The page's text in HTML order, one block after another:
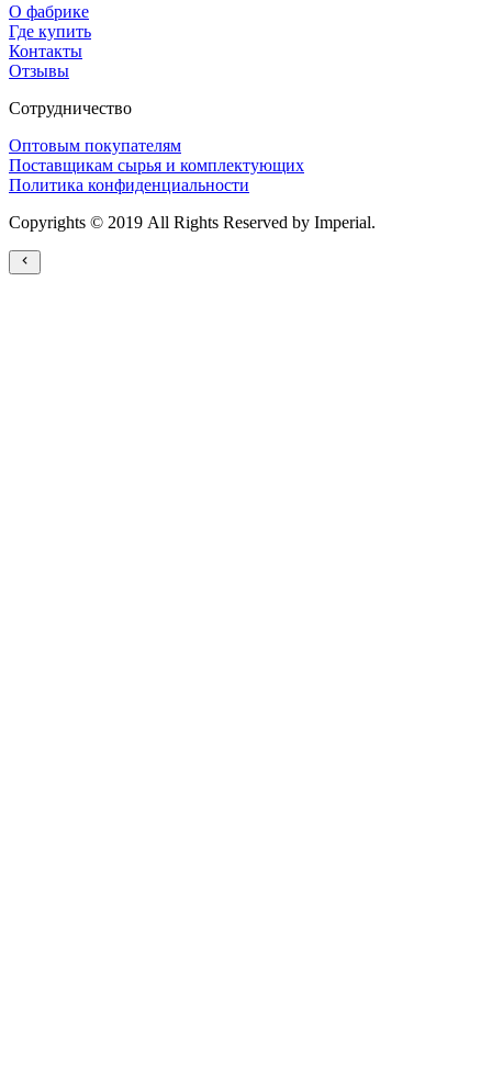
О фабрике
Где купить
Контакты
Отзывы
Сотрудничество
Оптовым покупателям
Поставщикам сырья и комплектующих
Политика конфиденциальности
Copyrights © 2019 All Rights Reserved by Imperial.